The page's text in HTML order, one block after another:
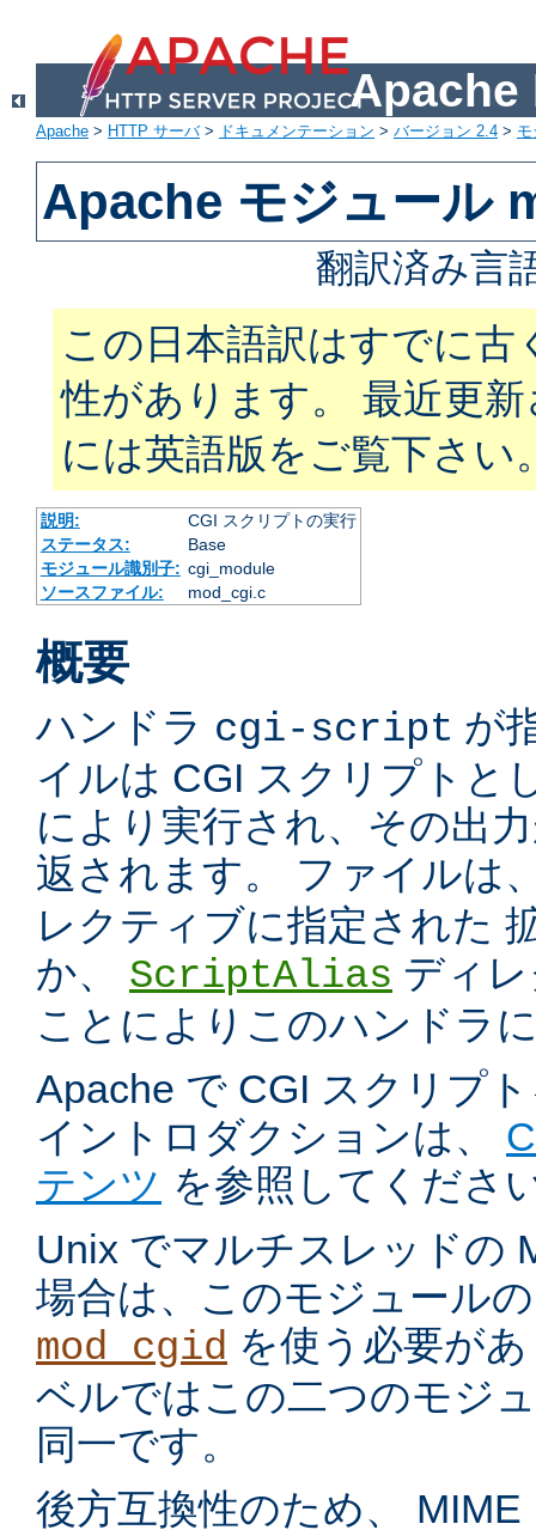
Apache
Apache > HTTP サーバ> ドキュメンテーション > バージョン 2.4 >
Apache モジュール
翻訳済み言
この日本語訳はすでに古
性があります。 最近更
には英語版をご覧下さい
説明:
CGI スクリプトの実行
ステータス:
Base
モジュール識別子: cgi_module
ソースファイル:
mod_cgi.c
概要
ハンドラ cgi-script が
イルは CGI スクリプトと
により実行され、その出
返されます。 ファイルは
レクティブに指定された
か、 ScriptAlias ディ
ことによりこのハンドラ
Apache で CGI スクリプ
イントロダクションは、
テンツ を参照してくださ
Unix でマルチスレッドの
場合は、このモジュール
mod_cgid を使う必要が
ベルではこの二つのモジ
同一です。
後方互換性のため、